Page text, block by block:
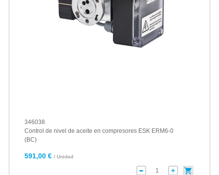
346038
Control de nivel de aceite en compresores ESK ERM6-0
(BC)
591,00 € / Unidad